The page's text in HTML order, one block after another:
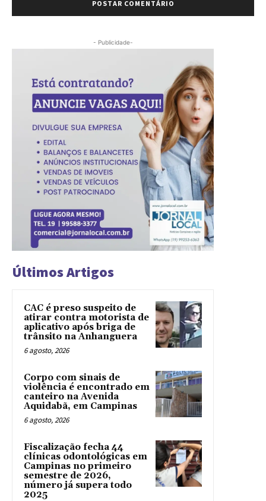
- Publicidade-
Últimos Artigos
CAC é preso suspeito de
atirar contra motorista de
aplicativo após briga de
trânsito na Anhanguera
6 agosto, 2026
Corpo com sinais de
violência é encontrado em
canteiro na Avenida
Aquidabã, em Campinas
6 agosto, 2026
Fiscalização fecha 44
clínicas odontológicas em
Campinas no primeiro
semestre de 2026,
número já supera todo
2025